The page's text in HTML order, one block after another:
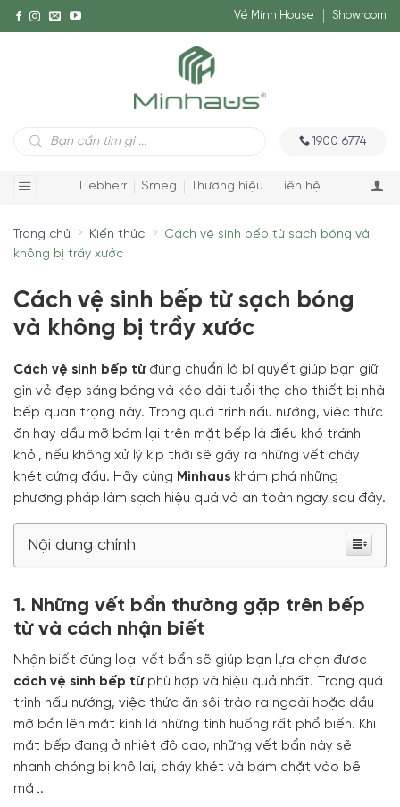
Về Minh House Showroom
Tìm
kiếm
1900 6774
Liebherr Smeg Thương hiệu Liên hệ
Trang chủ Kiến thức
Cách vệ sinh bếp từ sạch bóng và
không bị trầy xước
Cách vệ sinh bếp từ sạch bóng
và không bị trầy xước
Cách vệ sinh bếp từ đúng chuẩn là bí quyết giúp bạn giữ
gìn vẻ đẹp sáng bóng và kéo dài tuổi thọ cho thiết bị nhà
bếp quan trọng này. Trong quá trình nấu nướng, việc thức
ăn hay dầu mỡ bám lại trên mặt bếp là điều khó tránh
khỏi, nếu không xử lý kịp thời sẽ gây ra những vết cháy
khét cứng đầu. Hãy cùng Minhaus khám phá những
phương pháp làm sạch hiệu quả và an toàn ngay sau đây.
Nội dung chính
1. Những vết bẩn thường gặp trên bếp
từ và cách nhận biết
Nhận biết đúng loại vết bẩn sẽ giúp bạn lựa chọn được
cách vệ sinh bếp từphù hợp và hiệu quả nhất. Trong quá
trình nấu nướng, việc thức ăn sôi trào ra ngoài hoặc dầu
mỡ bắn lên mặt kính là những tình huống rất phổ biến. Khi
mặt bếp đang ở nhiệt độ cao, những vết bẩn này sẽ
nhanh chóng bị khô lại, cháy khét và bám chặt vào bề
mặt.